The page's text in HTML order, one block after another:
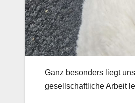
Ganz besonders liegt
gesellschaftliche Arbeit